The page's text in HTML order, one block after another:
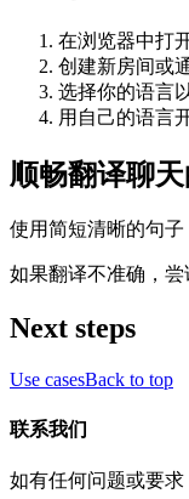
在浏览器中打
创建新房间或
选择你的语言
用自己的语言
顺畅翻译聊
使用简短清晰的句子
如果翻译不准确，尝
Next steps
Use casesBack to top
联系我们
如有任何问题或要求